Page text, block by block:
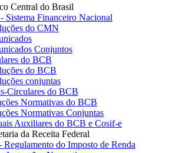
Central do Brasil
Sistema Financeiro Nacional
do CMN
Conjuntos
do BCB
do BCB
conjuntas
Circulares do BCB
Normativas do BCB
Normativas Conjuntas
Auxiliares do BCB e Cosif-e
da Receita Federal
Regulamento do Imposto de Renda